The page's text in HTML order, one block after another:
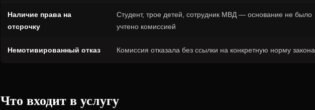
Наличие права на
отсрочку
Студент, трое детей, сотрудник МВД — основание не было
учтено комиссией
Немотивированный отказ Комиссия отказала без ссылки на конкретную норму закона
Что входит в услугу